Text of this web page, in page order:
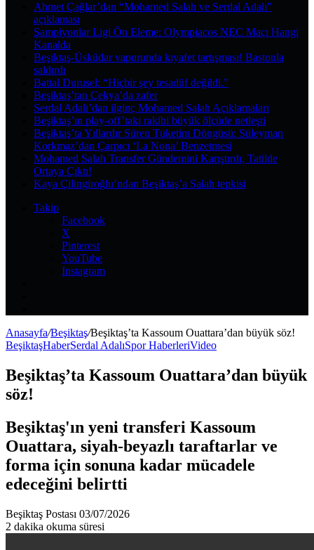
Ahmet Çağlar’dan “Mohamed Salah ve Serdal Adalı”
açıklaması
Şampiyonlar Ligi Ön Eleme: Olympiacos NEC Maçı Hangi
Kanalda
Beşiktaş-Üsküdar vapurunda kıyafet tartışması! Bastonla
saldırdı
Battal Durusel: “Hiçbir şey tesadüf değildi.”
Beşiktaş’tan Çekya’da zafer
Serdal Adalı’dan ilginç Mohamed Salah Açıklamaları
Beşiktaş’ın play-off’taki rakibi büyük ölçüde netleşti
Beşiktaş’ta Yıllardır Süren Tüketim Döngüsü: Süleyman
Korkmaz’dan Çarpıcı ‘La Nona’ Benzetmesi
Mohamed Salah Transfer Gündemini Karıştırdı, Tatilde
Ortaya Çıktı!
Kaya Çilingiroğlu’ndan Beşiktaş’a Salah tepkisi
Takip
Facebook
X
Pinterest
YouTube
Instagram
Anasayfa/Beşiktaş/Beşiktaş’ta Kassoum Ouattara’dan büyük söz!
BeşiktaşHaberSerdal AdalıSpor HaberleriVideo
Beşiktaş’ta Kassoum Ouattara’dan büyük
söz!
Beşiktaş'ın yeni transferi Kassoum
Ouattara, siyah-beyazlı taraftarlar ve
forma için sonuna kadar mücadele
edeceğini belirtti
Beşiktaş Postası Bir
e-
03/07/2026
2 dakika okuma süresi